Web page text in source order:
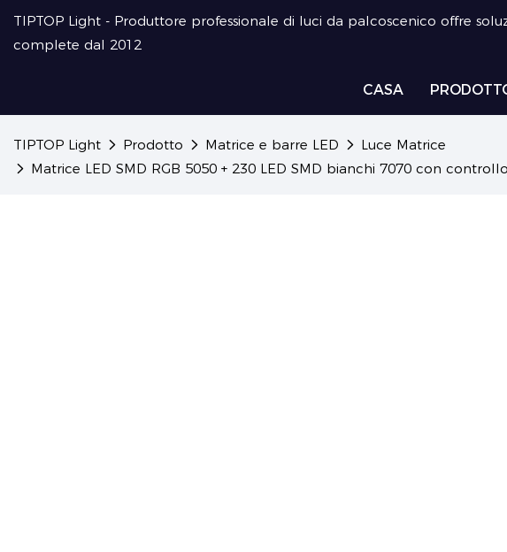
TIPTOP Light - Produttore professionale di luci da palcoscenico offre
complete dal 2012
CASA
TIPTOP Light Prodotto Matrice e barre LED
Luce Matrice
Matrice LED SMD RGB 5050 + 230 LED SMD bianchi 7070 con